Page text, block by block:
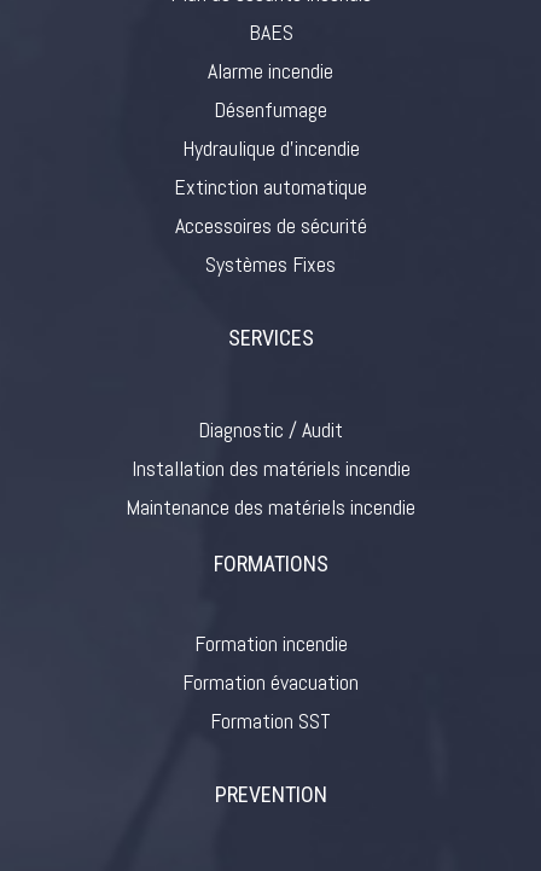
BAES
Alarme incendie
Désenfumage
Hydraulique d’incendie
Extinction automatique
Accessoires de sécurité
Systèmes Fixes
SERVICES
Diagnostic / Audit
Installation des matériels incendie
Maintenance des matériels incendie
FORMATIONS
Formation incendie
Formation évacuation
Formation SST
PREVENTION